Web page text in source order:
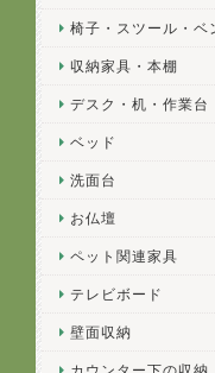
椅子・スツール・ベ
収納家具・本棚
デスク・机・作業台
ベッド
洗面台
お仏壇
ペット関連家具
テレビボード
壁面収納